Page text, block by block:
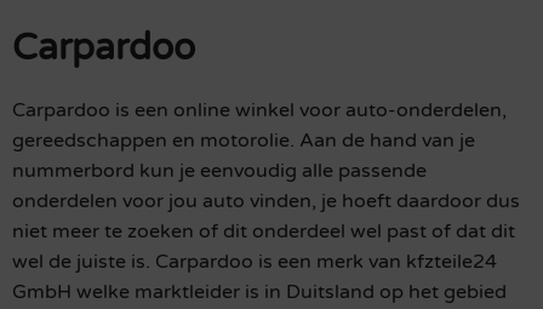
Carpardoo
Carpardoo is een online winkel voor auto-onderdelen,
gereedschappen en motorolie. Aan de hand van je
nummerbord kun je eenvoudig alle passende
onderdelen voor jou auto vinden, je hoeft daardoor dus
niet meer te zoeken of dit onderdeel wel past of dat dit
wel de juiste is. Carpardoo is een merk van kfzteile24
GmbH welke marktleider is in Duitsland op het gebied